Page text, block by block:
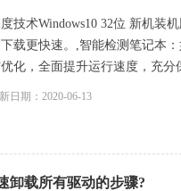
技术Windows10 32位 新机装
载更快速。,智能检测笔记本
化，全面提升运行速度，充
日期：2020-06-13
卸载所有驱动的步骤?